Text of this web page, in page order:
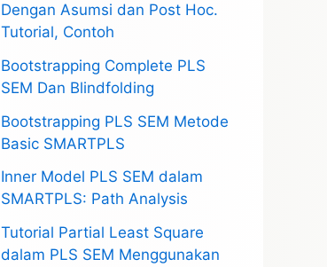
Dengan Asumsi dan Post Hoc.
Tutorial, Contoh
Bootstrapping Complete PLS
SEM Dan Blindfolding
Bootstrapping PLS SEM Metode
Basic SMARTPLS
Inner Model PLS SEM dalam
SMARTPLS: Path Analysis
Tutorial Partial Least Square
dalam PLS SEM Menggunakan